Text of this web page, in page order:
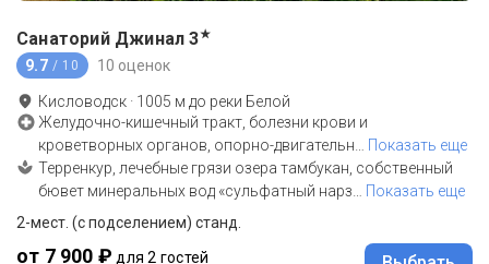
Санаторий Джинал 3★
9.7 / 10 10 оценок
Кисловодск · 1005 м до реки Белой
Желудочно-кишечный тракт, болезни крови и
кроветворных органов, опорно-двигательн
Показать еще
Терренкур, лечебные грязи озера тамбукан, собственный
бювет минеральных вод «сульфатный нарз
Показать еще
2-мест. (с подселением) станд.
от 7 900 ₽ для 2 гостей